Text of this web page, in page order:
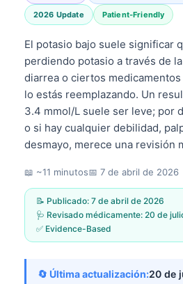
2026 Update Patient-Friendly
El potasio bajo suele significar
perdiendo potasio a través de
diarrea o ciertos
lo estás reemplazando. Un
3.4 mmol/L suele ser leve; por
o si hay cualquier debilidad,
desmayo, merece una revisión
📖 ~11 minutos📅 7 de abril de 2026
📝 Publicado: 7 de abril de 2026
🩺 Revisado médicamente: 20 de
✅ Evidence-Based
🔄 Última actualización:20 de